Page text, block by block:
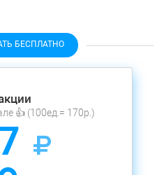
БЕСПЛАТНО
👍 (100ед.= 170р.)